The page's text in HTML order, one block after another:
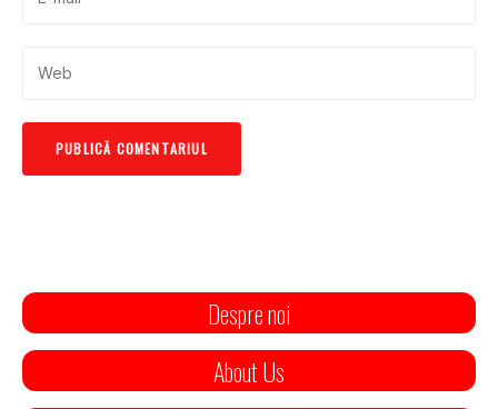
Despre noi
About Us